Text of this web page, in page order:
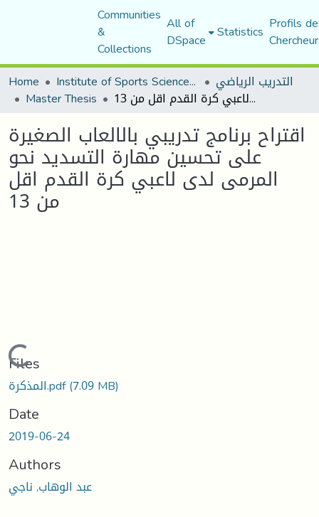
Communities
&
Collections
All of
DSpace Statistics Profils
Home
Institute of Sports Sciences and Techniques التدريب الرياضي
Master Thesis اقتراح برنامج تدريبي بالالعاب الصغيرة على تحسين مهارة التسديد نحو المرمى لدى لاعبي كرة القدم اقل من 13
اقتراح برنامج تدريبي بالالعاب الصغيرة
على تحسين مهارة التسديد نحو
المرمى لدى لاعبي كرة القدم اقل
من 13
Files
المذكرة.pdf(7.09 MB)
Date
2019-06-24
Authors
عبد الوهاب, ناجي